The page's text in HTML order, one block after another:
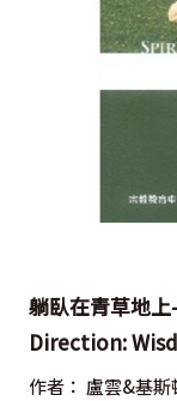
躺臥在青草地
Direction:
作者： 盧雲&基斯